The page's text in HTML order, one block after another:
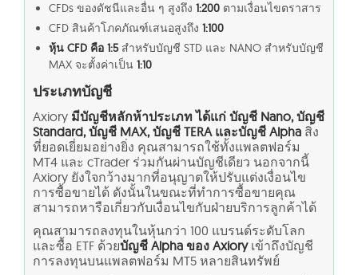
CFDs ของดัชนีและอื่น ๆ สูงถึง 1:200 ตามเงื่อนไขตราสาร
CFD สินค้าโภคภัณฑ์เสนอสูงถึง 1:100
หุ้น CFD คือ 1:5สำหรับบัญชี STD และ NANO สำหรับบัญชี
MAX จะตั้งค่าเป็น 1:10
ประเภทบัญชี
Axiory มีบัญชีหลักห้าประเภท ได้แก่ บัญชี Nano, บัญชี
Standard, บัญชี MAX, บัญชี TERA และบัญชี Alpha สิ่ง
ที่ยอดเยี่ยมอย่างยิ่ง คุณสามารถใช้ทั้งแพลตฟอร์ม
MT4 และ cTrader ร่วมกันผ่านบัญชีเดียว นอกจากนี้
Axiory ยังใจกว้างมากที่อนุญาตให้ปรับแต่งเงื่อนไข
การซื้อขายได้ ดังนั้นในขณะที่ทำการซื้อขายคุณ
สามารถหารือเกี่ยวกับเงื่อนไขกับฝ่ายบริการลูกค้าได้
คุณสามารถลงทุนในหุ้นกว่า 100 แบรนด์ระดับโลก
และซื้อ ETF ด้วยบัญชี Alpha ของ Axioryเข้าถึงบัญชี
การลงทุนบนแพลตฟอร์ม MT5 หลายสินทรัพย์